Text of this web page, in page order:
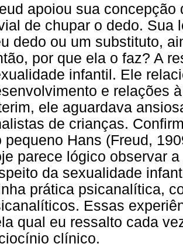
apoiou sua
de chupar o dedo. Sua
dedo ou um substituto,
por que ela o faz? A
infantil. Ele
e relações
ele aguardava
de crianças.
pequeno Hans (Freud,
parece lógico observar
da sexualidade
prática psicanalítica,
Essas
qual eu ressalto cada
clínico.